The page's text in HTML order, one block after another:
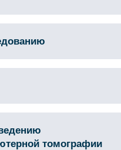
томографии